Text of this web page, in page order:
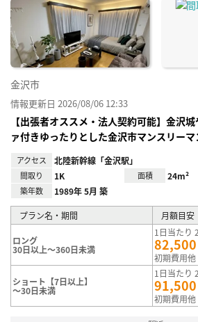
金沢市
情報更新日 2026/08/06 12:33
【出張者オススメ・法人契約可能】金沢
ァ付きゆったりとした金沢市マンスリーマ
アクセス 北陸新幹線「金沢駅」
間取り 1K 面積 24m²
築年数 1989年 5月 築
プラン名・期間 月額目安
ロング
30日以上～360日未満
1日当たり
82,500
初期費用
ショート【7日以上】
～30日未満
1日当たり
91,500
初期費用